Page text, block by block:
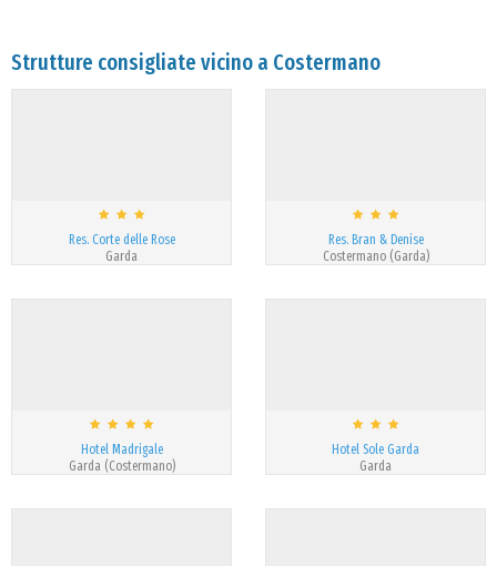
Strutture consigliate vicino a Costermano
Res. Corte delle Rose
Garda
Res. Bran & Denise
Costermano (Garda)
Hotel Madrigale
Garda (Costermano)
Hotel Sole Garda
Garda